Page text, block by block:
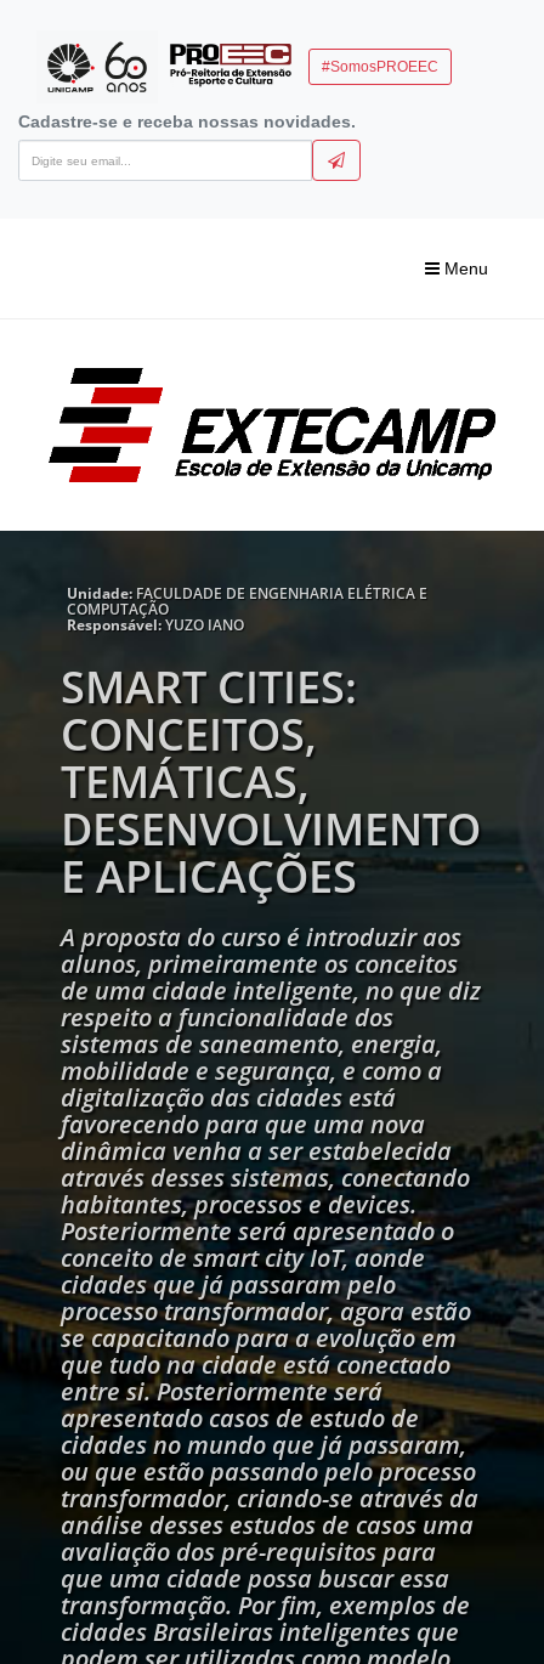
#SomosPROEEC
Cadastre-se e receba nossas novidades.
Menu
Unidade: FACULDADE DE ENGENHARIA ELÉTRICA E
COMPUTAÇÃO
Responsável:YUZO IANO
SMART CITIES:
CONCEITOS,
TEMÁTICAS,
DESENVOLVIMENTO
E APLICAÇÕES
A proposta do curso é introduzir aos
alunos, primeiramente os conceitos
de uma cidade inteligente, no que diz
respeito a funcionalidade dos
sistemas de saneamento, energia,
mobilidade e segurança, e como a
digitalização das cidades está
favorecendo para que uma nova
dinâmica venha a ser estabelecida
através desses sistemas, conectando
habitantes, processos e devices.
Posteriormente será apresentado o
conceito de smart city IoT, aonde
cidades que já passaram pelo
processo transformador, agora estão
se capacitando para a evolução em
que tudo na cidade está conectado
entre si. Posteriormente será
apresentado casos de estudo de
cidades no mundo que já passaram,
ou que estão passando pelo processo
transformador, criando-se através da
análise desses estudos de casos uma
avaliação dos pré-requisitos para
que uma cidade possa buscar essa
transformação. Por fim, exemplos de
cidades Brasileiras inteligentes que